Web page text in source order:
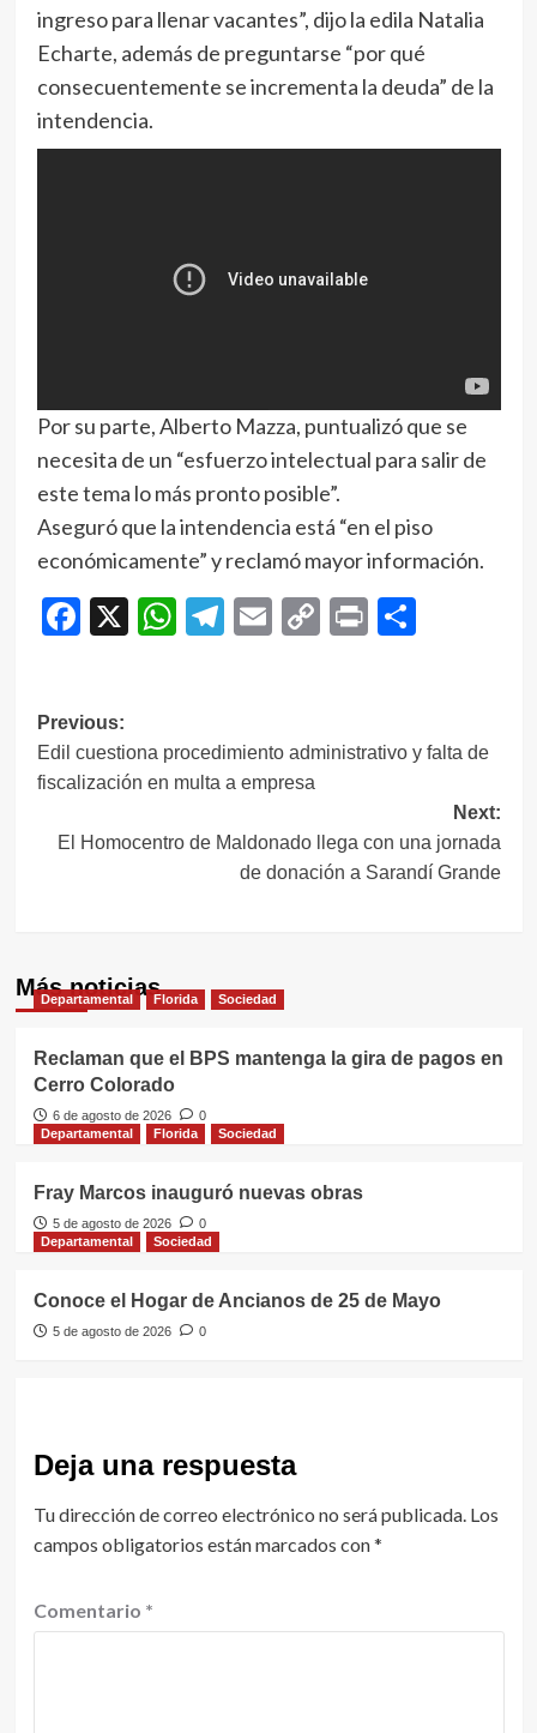
ingreso para llenar vacantes”, dijo la edila Natalia
Echarte, además de preguntarse “por qué
consecuentemente se incrementa la deuda” de la
intendencia.
Por su parte, Alberto Mazza, puntualizó que se
necesita de un “esfuerzo intelectual para salir de
este tema lo más pronto posible”.
Aseguró que la intendencia está “en el piso
económicamente” y reclamó mayor información.
Facebook
X WhatsApp
Telegram
EmailCopy
Print
Navegación
de
Previous:
Edil cuestiona procedimiento administrativo y falta de
fiscalización en multa a empresa
Next:
El Homocentro de Maldonado llega con una jornada
de donación a Sarandí Grande
Más noticias
Departamental Florida Sociedad
Reclaman que el BPS mantenga la gira de pagos en
Cerro Colorado
6 de agosto de 2026
0
Departamental
Florida Sociedad
Fray Marcos inauguró nuevas obras
5 de agosto de 2026
0
Departamental
Sociedad
Conoce el Hogar de Ancianos de 25 de Mayo
5 de agosto de 2026 0
Deja una respuesta
Tu dirección de correo electrónico no será publicada. Los
campos obligatorios están marcados con*
Comentario *